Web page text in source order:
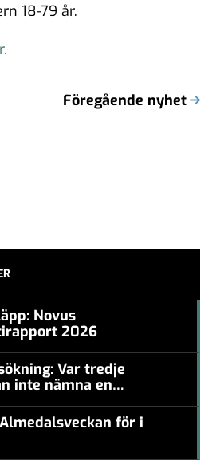
18-79 år.
Föregående nyhet
Novus
2026
Var tredje
inte nämna en
för i